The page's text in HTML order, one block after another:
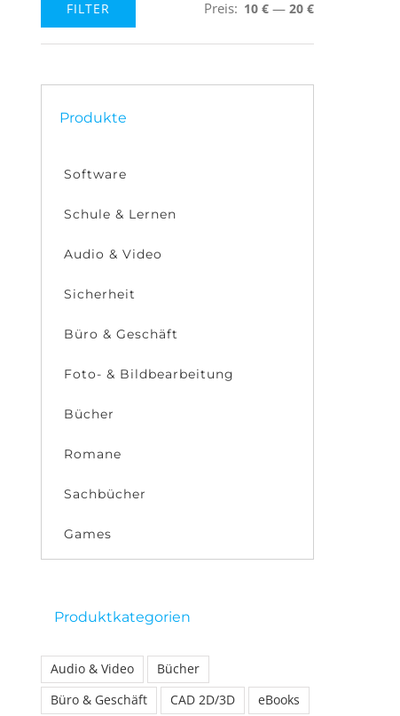
Preis
Preis
FILTER Preis: 10 € — 20 €
Produkte
Software
Schule & Lernen
Audio & Video
Sicherheit
Büro & Geschäft
Foto- & Bildbearbeitung
Bücher
Romane
Sachbücher
Games
Produktkategorien
Audio & Video
Bücher
Büro & Geschäft
CAD 2D/3D
eBooks